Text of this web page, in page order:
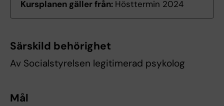
Kursplanen gäller från: Hösttermin 2024
Särskild behörighet
Av Socialstyrelsen legitimerad psykolog
Mål